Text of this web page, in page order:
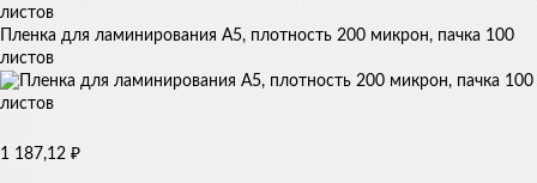
Пленка для ламинирования А5, плотность 200 микрон, пачка 100
листов
1 187,12 ₽